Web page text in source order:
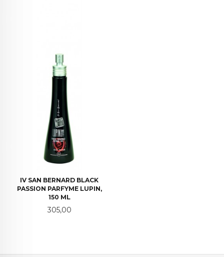
IV SAN BERNARD BLACK
PASSION PARFYME LUPIN,
150 ML
Pris
305,00